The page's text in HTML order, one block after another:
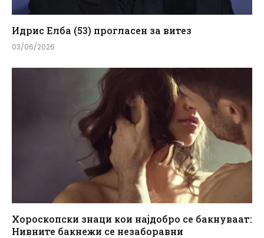
Идрис Елба (53) прогласен за витез
03/06/2026
Хороскопски знаци кои најдобро се бакнуваат:
Нивните бакнежи се незаборавни